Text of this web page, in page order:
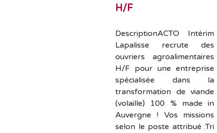
H/F
DescriptionACTO Intérim
Lapalisse recrute des
ouvriers agroalimentaires
H/F pour une entreprise
spécialisée dans la
transformation de viande
(volaille) 100 % made in
Auvergne ! Vos missions
selon le poste attribué :Tri